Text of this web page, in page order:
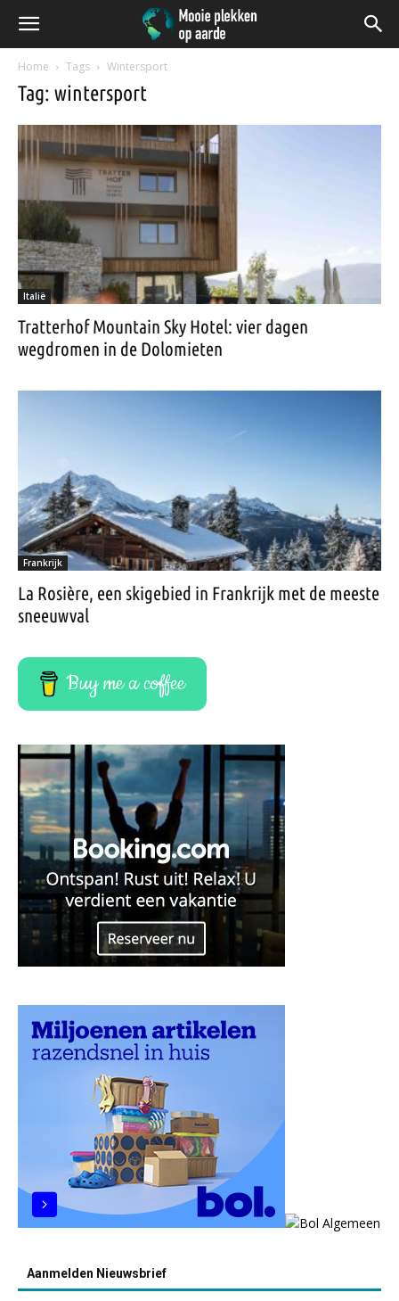
Home Tags Wintersport
Tag: wintersport
Italië
Tratterhof Mountain Sky Hotel: vier dagen
wegdromen in de Dolomieten
Frankrijk
La Rosière, een skigebied in Frankrijk met de meeste
sneeuwval
Buy me a coffee
Aanmelden Nieuwsbrief